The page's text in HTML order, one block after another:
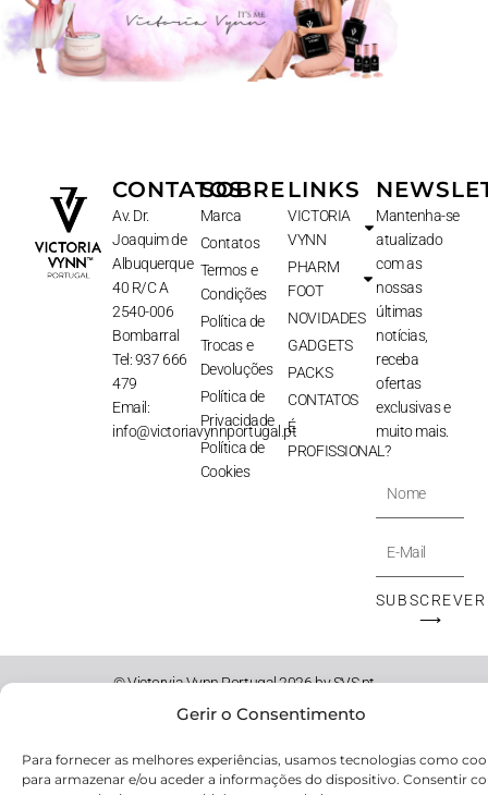
Gerir o Consentimento
Para fornecer as melhores experiências, usamos tecnologias como
para armazenar e/ou aceder a informações do dispositivo. Consentir
CONTATOS
Av. Dr.
Joaquim de
Albuquerque
40 R/C A
2540-006
Bombarral
Tel: 937 666
479
Email:
info@victoriavynnportugal.pt
SOBRE
Marca
Contatos
Termos e
Condições
Política de
Trocas e
Devoluções
Política de
Privacidade
Política de
Cookies
LINKS
VICTORIA
VYNN
PHARM
FOOT
NOVIDADES
GADGETS
PACKS
CONTATOS
É
PROFISSIONAL?
Mantenha-se
atualizado
com as
nossas
últimas
notícias,
receba
ofertas
exclusivas e
muito mais.
Nome
E-
Mail
SUBSCREVER
⟶
© Victoryia Vynn Portugal 2026 by SVS.pt